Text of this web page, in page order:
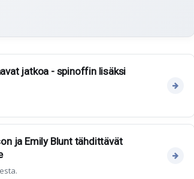
jatkoa - spinoffin lisäksi
ja Emily Blunt tähdittävät